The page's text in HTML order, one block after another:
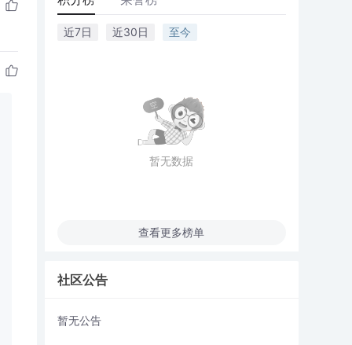
近7日 近30日 至今
暂无数据
查看更多榜单
社区公告
暂无公告